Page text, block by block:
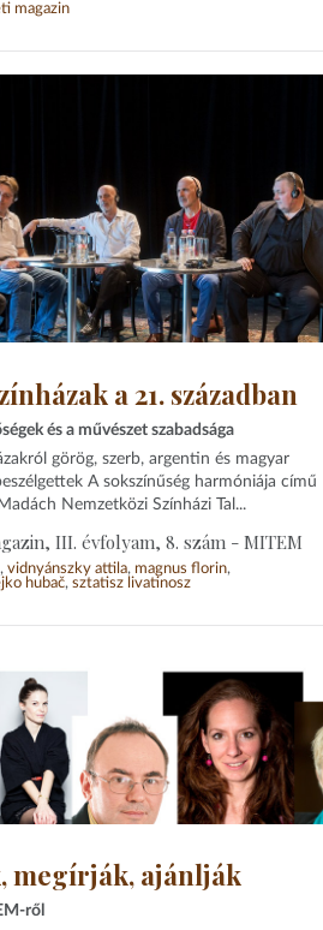
magazin
a 21. században
és a művészet szabadsága
görög, szerb, argentin és magyar
A sokszínűség harmóniája című
Nemzetközi Színházi Tal...
III. évfolyam, 8. szám - MITEM
vidnyánszky attila
magnus florin
hubač sztatisz livatinosz
megírják, ajánlják
ről